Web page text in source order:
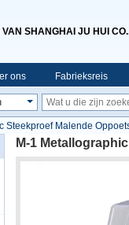
SHANGHAI JU HUI
ons Fabrieksreis
Steekproef Malende
M-1